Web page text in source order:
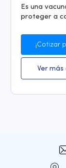
Es una
proteger a
¡Cotizar
Ver